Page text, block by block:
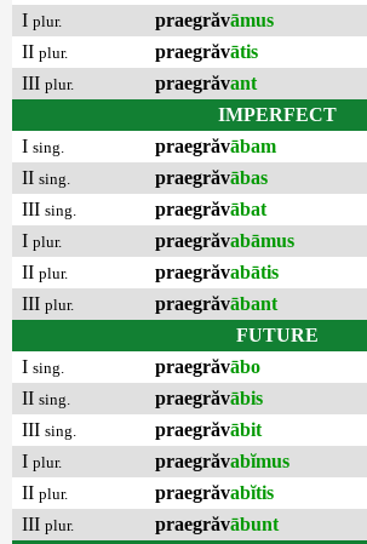
I plur. praegrăvāmus
II plur. praegrăvātis
III plur. praegrăvant
IMPERFECT
I sing. praegrăvābam
II sing. praegrăvābas
III sing. praegrăvābat
I plur. praegrăvabāmus
II plur. praegrăvabātis
III plur. praegrăvābant
FUTURE
I sing. praegrăvābo
II sing. praegrăvābis
III sing. praegrăvābit
I plur. praegrăvabĭmus
II plur. praegrăvabĭtis
III plur. praegrăvābunt